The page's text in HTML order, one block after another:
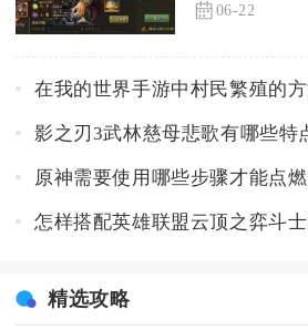
06-22
在我的世界手游中村民繁殖的
影之刃3武林慈母悲歌有哪些特
原神需要使用哪些步骤才能点
怎样搭配英雄联盟云顶之弈斗
精选攻略